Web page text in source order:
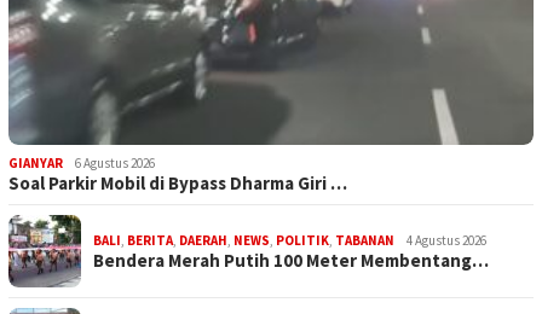
GIANYAR 6 Agustus 2026
Soal Parkir Mobil di Bypass Dharma Giri …
BALI, BERITA, DAERAH, NEWS, POLITIK, TABANAN 4 Agustus 2026
Bendera Merah Putih 100 Meter Membentang…